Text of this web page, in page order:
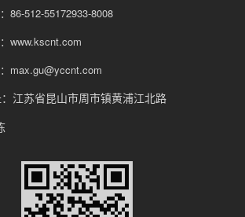
86-512-55172933-8008
www.kscnt.com
max.gu@yccnt.com
江苏省昆山市周市镇黄浦江北路